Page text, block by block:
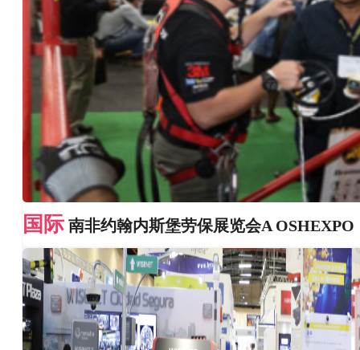
国际 南非约翰内斯堡劳保展览会A OSHEXPO